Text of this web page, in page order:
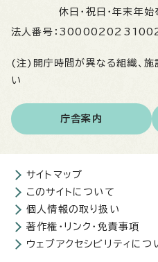
休日・祝日・年末年始
法人番号：
(注)開庁時間が異なる組織、施
い
庁舎案内
サイトマップ
このサイトについて
個人情報の取り扱い
著作権・リンク・免責事項
ウェブアクセシビリティにつ